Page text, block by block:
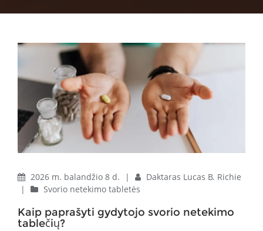
2026 m. balandžio 8 d. |
Daktaras Lucas B. Richie
|
Svorio netekimo tabletės
Kaip paprašyti gydytojo svorio netekimo
tablečių?